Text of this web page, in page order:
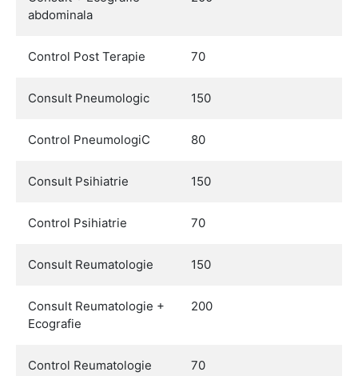
abdominala
Control Post Terapie 70
Consult Pneumologic 150
Control PneumologiC 80
Consult Psihiatrie 150
Control Psihiatrie 70
Consult Reumatologie 150
Consult Reumatologie +
Ecografie
200
Control Reumatologie 70